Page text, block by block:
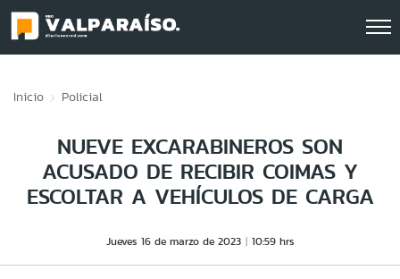
Inicio Policial
NUEVE EXCARABINEROS SON
ACUSADO DE RECIBIR COIMAS Y
ESCOLTAR A VEHÍCULOS DE CARGA
Jueves 16 de marzo de 2023 10:59 hrs